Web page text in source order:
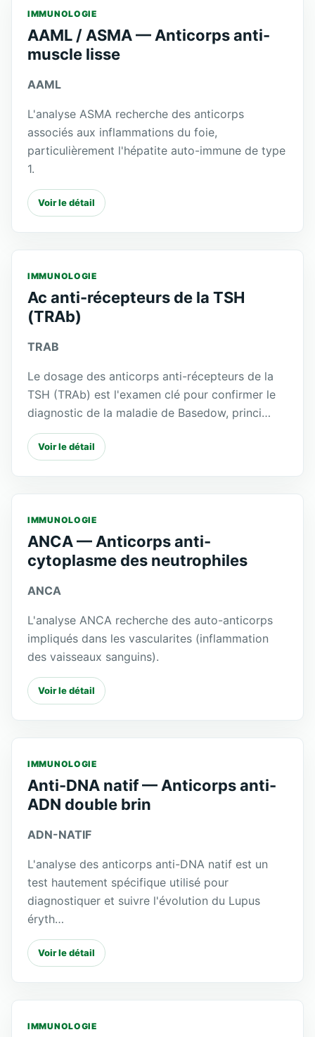
IMMUNOLOGIE
AAML / ASMA — Anticorps anti-
muscle lisse
AAML
L'analyse ASMA recherche des anticorps
associés aux inflammations du foie,
particulièrement l'hépatite auto-immune de type
1.
Voir le détail
IMMUNOLOGIE
Ac anti-récepteurs de la TSH
(TRAb)
TRAB
Le dosage des anticorps anti-récepteurs de la
TSH (TRAb) est l'examen clé pour confirmer le
diagnostic de la maladie de Basedow, princi…
Voir le détail
IMMUNOLOGIE
ANCA — Anticorps anti-
cytoplasme des neutrophiles
ANCA
L'analyse ANCA recherche des auto-anticorps
impliqués dans les vascularites (inflammation
des vaisseaux sanguins).
Voir le détail
IMMUNOLOGIE
Anti-DNA natif — Anticorps anti-
ADN double brin
ADN-NATIF
L'analyse des anticorps anti-DNA natif est un
test hautement spécifique utilisé pour
diagnostiquer et suivre l'évolution du Lupus
éryth…
Voir le détail
IMMUNOLOGIE